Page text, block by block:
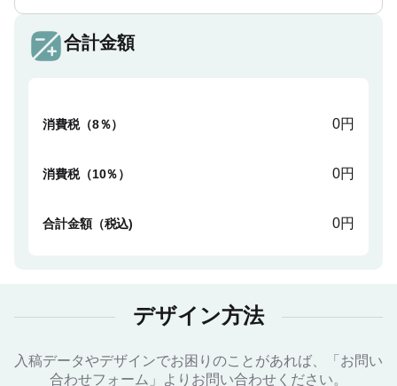
合計金額
消費税（8％） 0円
消費税（10％） 0円
合計金額（税込) 0円
デザイン方法
入稿データやデザインでお困りのことがあれば、「お問い
合わせフォーム」よりお問い合わせください。